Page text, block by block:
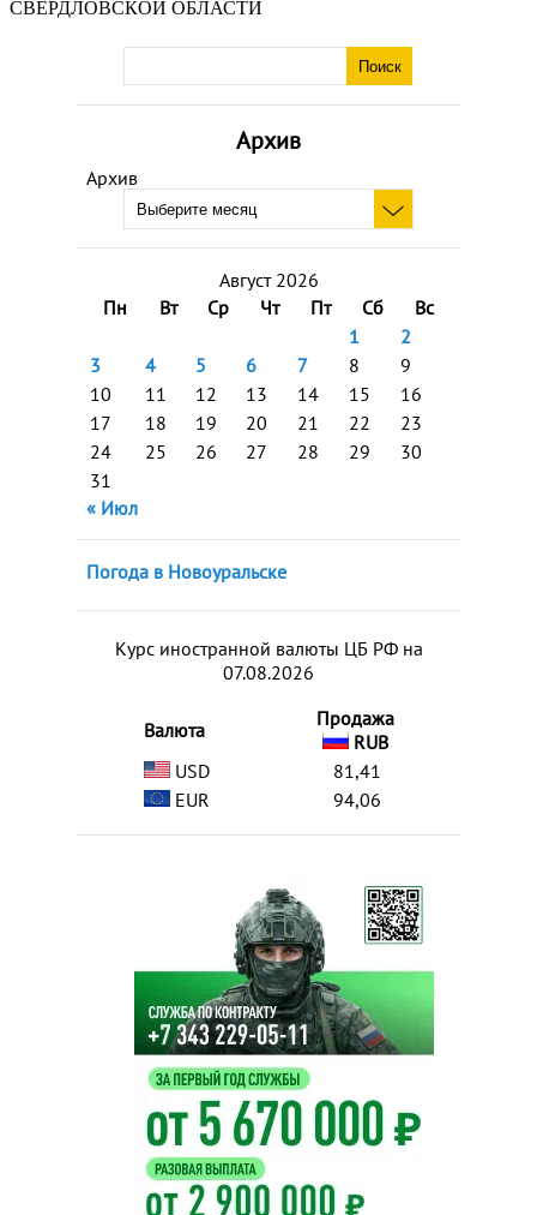
Архив
Архив
Август 2026
Пн
Вт Ср Чт Пт Сб
Вс
1
2
3
4 5 6 7 8
9
10
11 12 13 14 15
16
17
18 19 20 21 22
23
24
25 26 27 28 29
30
31
« Июл
Погода в Новоуральске
Курс иностранной валюты ЦБ РФ на
07.08.2026
Валюта
Продажа
RUB
USD
81,41
EUR
94,06
СВЕРДЛОВСКОЙ ОБЛАСТИ